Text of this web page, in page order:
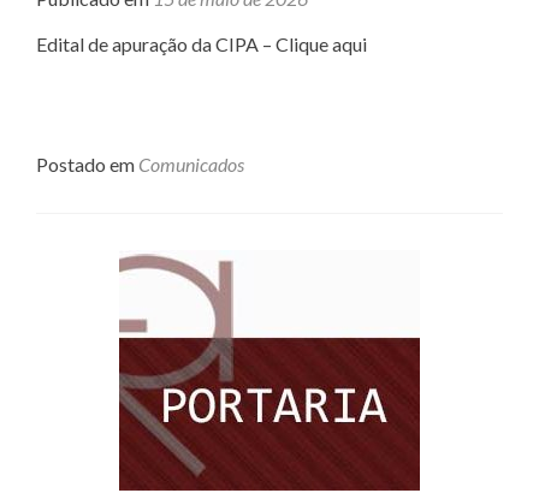
Edital de apuração da CIPA – Clique aqui
Postado em Comunicados